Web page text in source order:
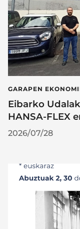
GARAPEN
Eibarko
HANSA-FLEX
2026/07/28